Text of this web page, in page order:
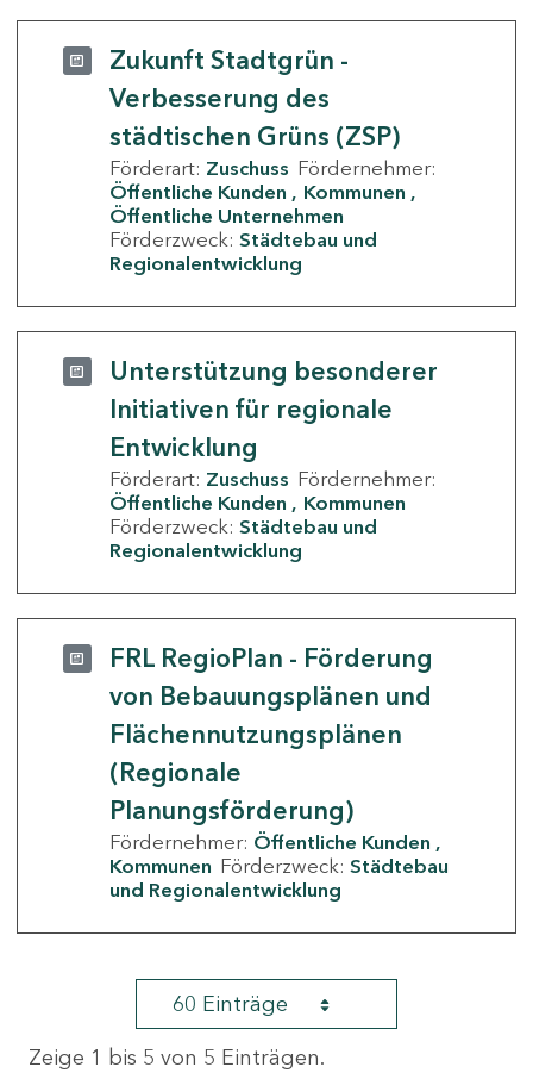
Zukunft Stadtgrün -
Verbesserung des
städtischen Grüns (ZSP)
Förderart: Zuschuss Fördernehmer:
Öffentliche Kunden
Kommunen
Öffentliche Unternehmen
Förderzweck: Städtebau und
Regionalentwicklung
Unterstützung besonderer
Initiativen für regionale
Entwicklung
Förderart: Zuschuss Fördernehmer:
Öffentliche Kunden
Kommunen
Förderzweck: Städtebau und
Regionalentwicklung
FRL RegioPlan - Förderung
von Bebauungsplänen und
Flächennutzungsplänen
(Regionale
Planungsförderung)
Fördernehmer: Öffentliche Kunden
Kommunen Förderzweck: Städtebau
und Regionalentwicklung
60 Einträge
Zeige 1 bis 5 von 5 Einträgen.